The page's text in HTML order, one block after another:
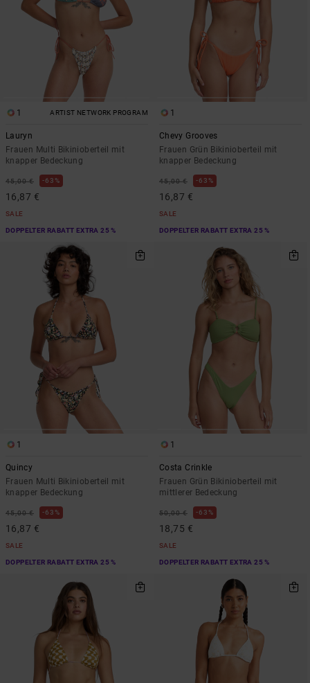
1 ARTIST NETWORK PROGRAM
Lauryn
Frauen Multi Bikinioberteil mit
knapper Bedeckung
45,00 € 63%
16,87 €
SALE
DOPPELTER RABATT EXTRA 25 %
1
Chevy Grooves
Frauen Grün Bikinioberteil mit
knapper Bedeckung
45,00 € 63%
16,87 €
SALE
DOPPELTER RABATT EXTRA 25 %
1
Quincy
Frauen Multi Bikinioberteil mit
knapper Bedeckung
45,00 € 63%
16,87 €
SALE
DOPPELTER RABATT EXTRA 25 %
1
Costa Crinkle
Frauen Grün Bikinioberteil mit
mittlerer Bedeckung
50,00 € 63%
18,75 €
SALE
DOPPELTER RABATT EXTRA 25 %